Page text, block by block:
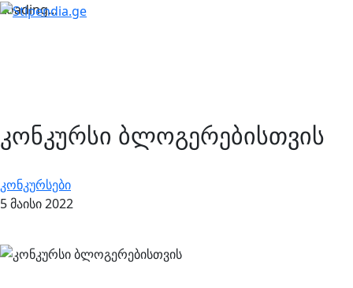
Loading...
კონკურსი ბლოგერებისთვის
კონკურსები
5 მაისი 2022